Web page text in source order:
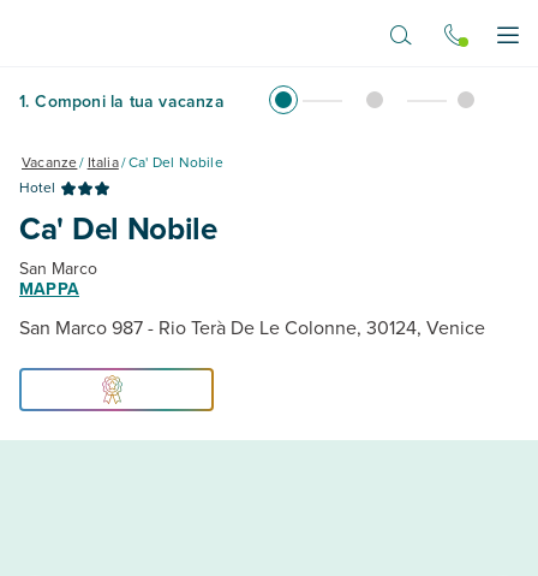
1. Componi la tua vacanza
Vacanze/ Italia/Ca' Del Nobile
Hotel
Ca' Del Nobile
San Marco
MAPPA
San Marco 987 - Rio Terà De Le Colonne, 30124, Venice